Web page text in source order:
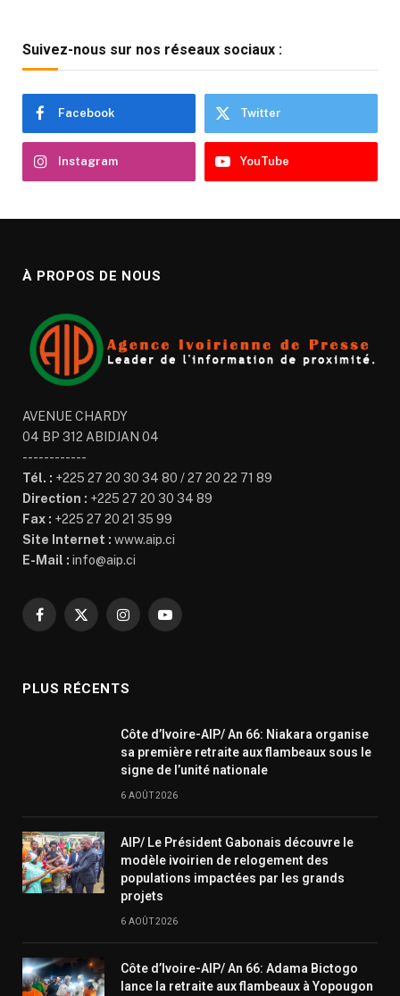
Suivez-nous sur nos réseaux sociaux :
Facebook Twitter
Instagram YouTube
À PROPOS DE NOUS
AVENUE CHARDY
04 BP 312 ABIDJAN 04
------------
Tél. : +225 27 20 30 34 80 / 27 20 22 71 89
Direction : +225 27 20 30 34 89
Fax : +225 27 20 21 35 99
Site Internet : www.aip.ci
E-Mail : info@aip.ci
Facebook
X
InstagramYouTube
PLUS RÉCENTS
Côte d’Ivoire-AIP/ An 66: Niakara organise
sa première retraite aux flambeaux sous le
signe de l’unité nationale
6 AOÛT 2026
AIP/ Le Président Gabonais découvre le
modèle ivoirien de relogement des
populations impactées par les grands
projets
6 AOÛT 2026
Côte d’Ivoire-AIP/ An 66: Adama Bictogo
lance la retraite aux flambeaux à Yopougon